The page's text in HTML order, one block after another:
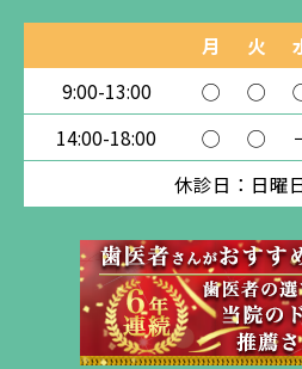
月 火
9:00-13:00
◯ ◯
14:00-18:00
◯ ◯
休診日：日曜